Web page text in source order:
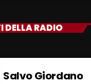
DELLA RADIO
Salvo Giordano